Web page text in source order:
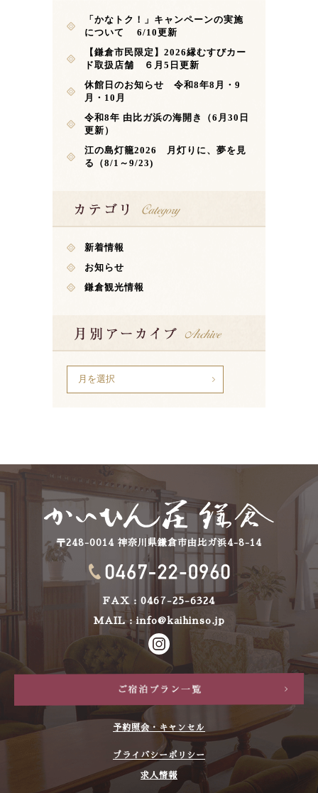
「かなトク！」キャンペーンの実施
について 6/10更新
【鎌倉市民限定】2026縁むすびカー
ド取扱店舗 ６月5日更新
休館日のお知らせ 令和8年8月・9
月・10月
令和8年 由比ガ浜の海開き（6月30日
更新）
江の島灯籠2026 月灯りに、夢を見
る（8/1～9/23)
新着情報
お知らせ
鎌倉観光情報
〒248-0014 神奈川県鎌倉市由比ガ浜4-8-14
FAX : 0467-25-6324
MAIL :info@kaihinso.jp
予約照会・キャンセル
プライバシーポリシー
求人情報